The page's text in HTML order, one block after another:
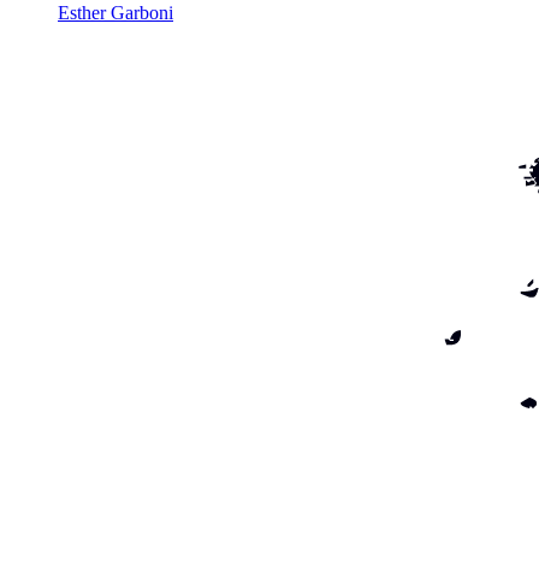
Esther Garboni